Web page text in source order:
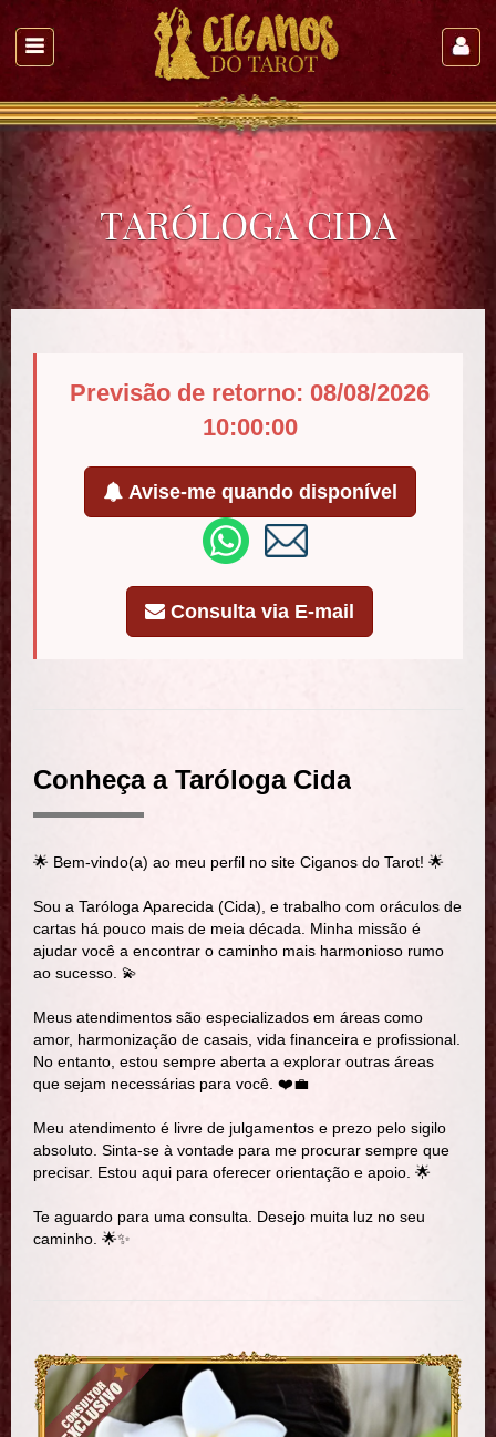
TARÓLOGA CIDA
Previsão de retorno: 08/08/2026
10:00:00
Avise-me quando disponível
Consulta via E-mail
Conheça a Taróloga Cida
🌟 Bem-vindo(a) ao meu perfil no site Ciganos do Tarot! 🌟
Sou a Taróloga Aparecida (Cida), e trabalho com oráculos de
cartas há pouco mais de meia década. Minha missão é
ajudar você a encontrar o caminho mais harmonioso rumo
ao sucesso. 💫
Meus atendimentos são especializados em áreas como
amor, harmonização de casais, vida financeira e profissional.
No entanto, estou sempre aberta a explorar outras áreas
que sejam necessárias para você. ❤️💼
Meu atendimento é livre de julgamentos e prezo pelo sigilo
absoluto. Sinta-se à vontade para me procurar sempre que
precisar. Estou aqui para oferecer orientação e apoio. 🌟
Te aguardo para uma consulta. Desejo muita luz no seu
caminho. 🌟✨